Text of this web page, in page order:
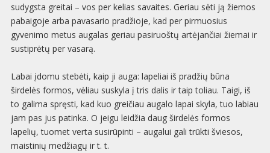
sudygsta greitai – vos per kelias savaites. Geriau sėti ją žiemos
pabaigoje arba pavasario pradžioje, kad per pirmuosius
gyvenimo metus augalas geriau pasiruoštų artėjančiai žiemai ir
sustiprėtų per vasarą.
Labai įdomu stebėti, kaip ji auga: lapeliai iš pradžių būna
širdelės formos, vėliau suskyla į tris dalis ir taip toliau. Taigi, iš
to galima spręsti, kad kuo greičiau augalo lapai skyla, tuo labiau
jam pas jus patinka. O jeigu leidžia daug širdelės formos
lapelių, tuomet verta susirūpinti – augalui gali trūkti šviesos,
maistinių medžiagų ir t. t.